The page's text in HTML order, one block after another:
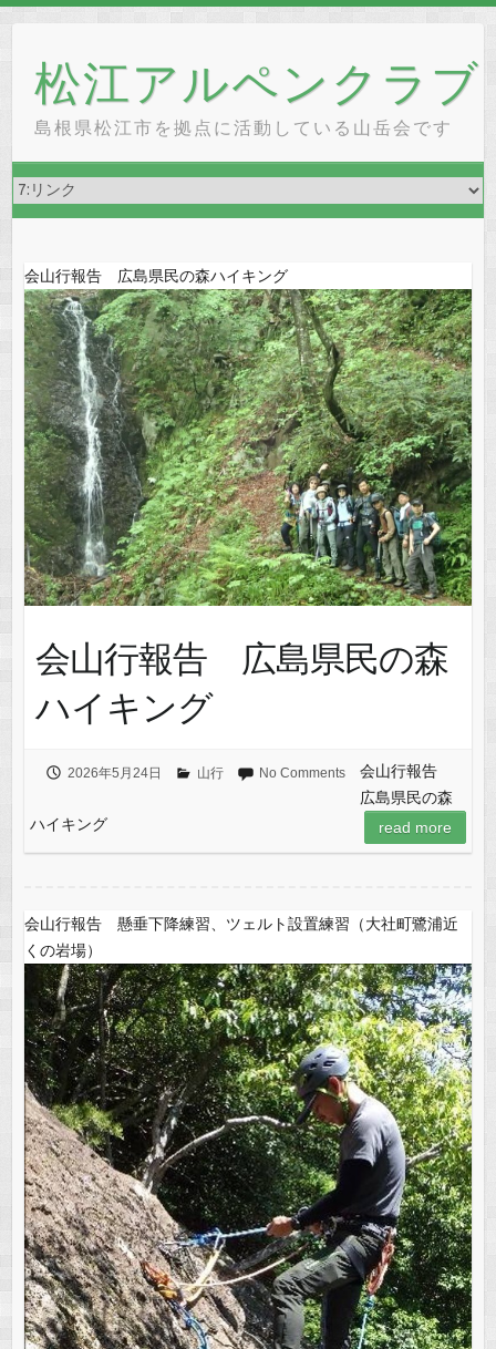
content松江アルペンクラブ
島根県松江市を拠点に活動している山岳会です
会山行報告 広島県民の森ハイキング
会山行報告 広島県民の森
ハイキング
2026年5月24日 山行 No Comments
会山行報告
広島県民の森
ハイキング
read more
会山行報告 懸垂下降練習、ツェルト設置練習（大社町鷺浦近
くの岩場）